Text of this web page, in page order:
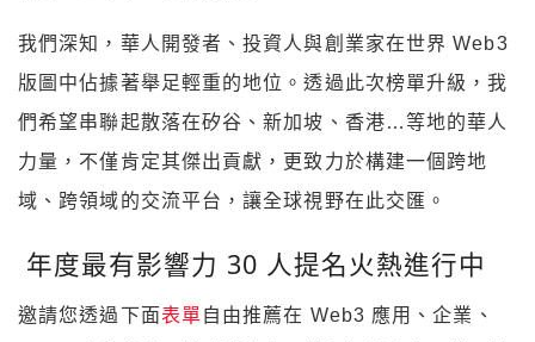
我們深知，華人開發者、投資人與創業家在世界 Web3
版圖中佔據著舉足輕重的地位。透過此次榜單升級，我
們希望串聯起散落在矽谷、新加坡、香港…等地的華人
力量，不僅肯定其傑出貢獻，更致力於構建一個跨地
域、跨領域的交流平台，讓全球視野在此交匯。
年度最有影響力 30 人提名火熱進行中
邀請您透過下面表單自由推薦在 Web3 應用、企業、